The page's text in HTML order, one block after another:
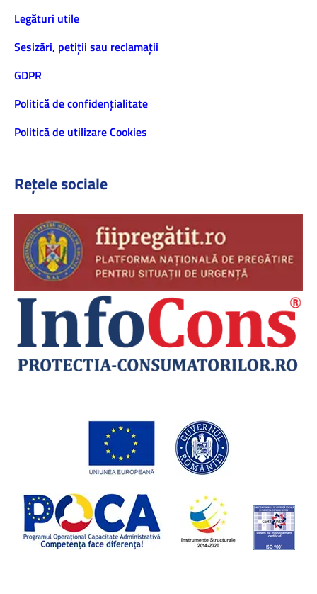
Legături utile
Sesizări, petiţii sau reclamații
GDPR
Politică de confidenţialitate
Politică de utilizare Cookies
Rețele sociale